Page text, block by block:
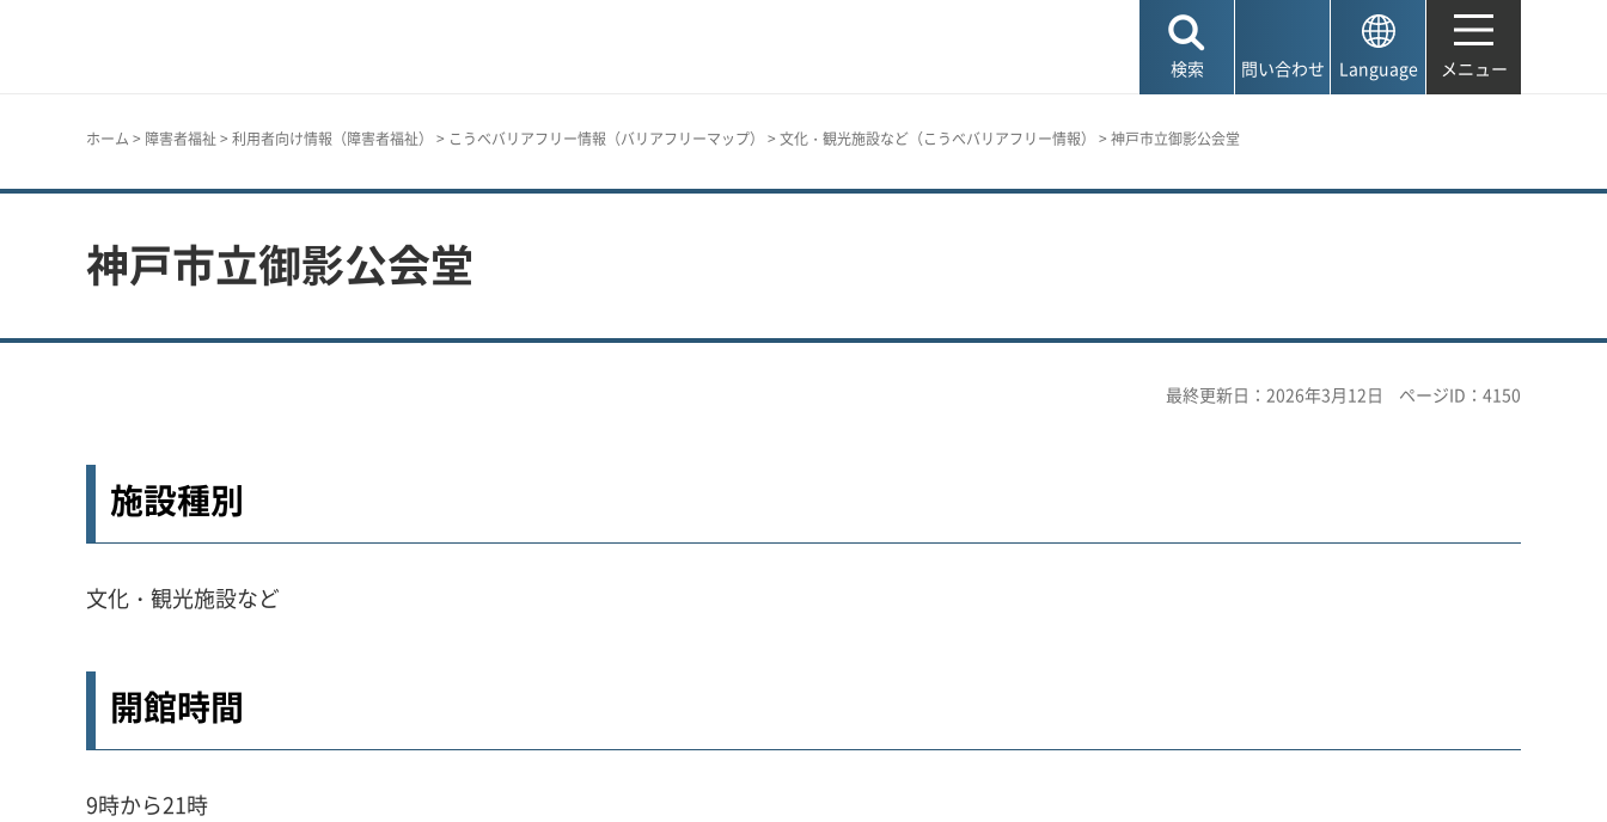
検索 問い合わせ Language メニュー
ホーム > 障害者福祉 > 利用者向け情報（障害者福祉） > こうべバリアフリー情報（バリアフリーマップ） > 文化・観光施設など（こうべバリアフリー情報） > 神戸市立御影公会堂
神戸市立御影公会堂
最終更新日：2026年3月12日 ページID：4150
施設種別
文化・観光施設など
開館時間
9時から21時